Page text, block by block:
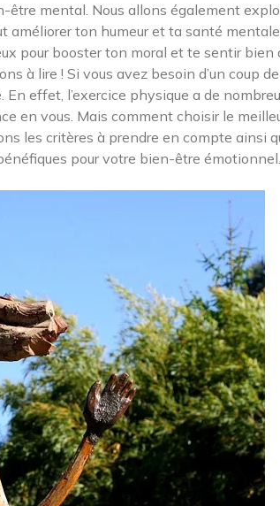
mental. Nous allons également
améliorer ton humeur et ta santé
pour booster ton moral et te sentir bien
à lire ! Si vous avez besoin d’un coup
effet, l’exercice physique a de
en vous. Mais comment choisir le
les critères à prendre en compte ainsi
pour votre bien-être émotionnel.